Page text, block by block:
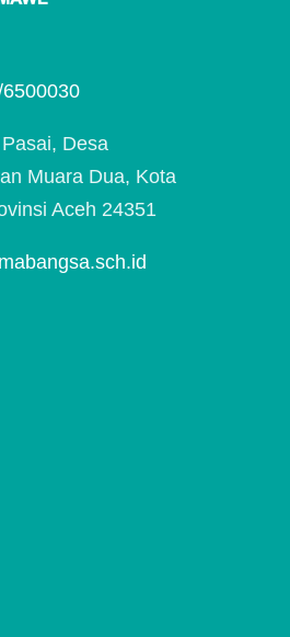
Desa
Muara Dua, Kota
Aceh 24351